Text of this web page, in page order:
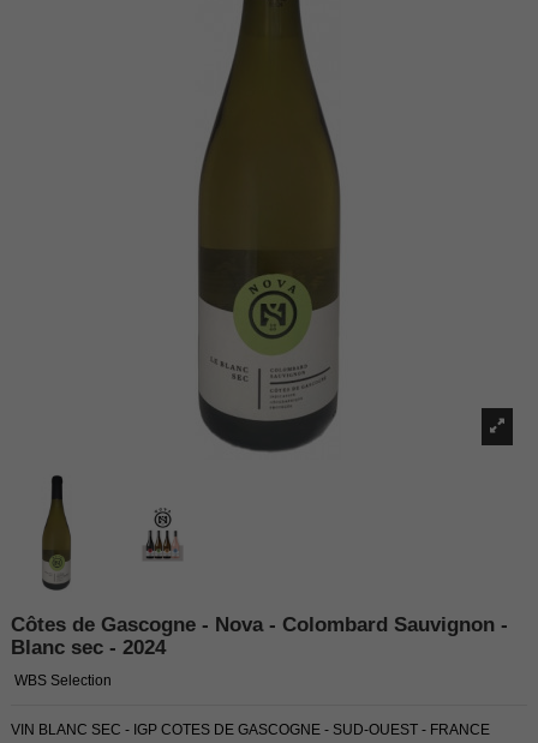
Côtes de Gascogne - Nova - Colombard Sauvignon -
Blanc sec - 2024
WBS Selection
VIN BLANC SEC - IGP COTES DE GASCOGNE - SUD-OUEST - FRANCE